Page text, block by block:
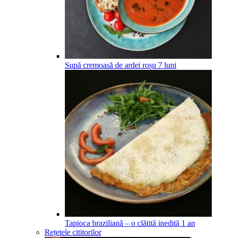
Supă cremoasă de ardei roșu 7 luni
Tapioca braziliană – o clătită inedită 1 an
Rețetele cititorilor